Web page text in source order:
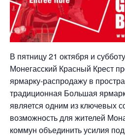
В пятницу 21 октября и
Монегасский Красный Крест
ярмарку-распродажу в
традиционная Большая
является одним из ключевых
возможность для жителей
коммун объединить усилия